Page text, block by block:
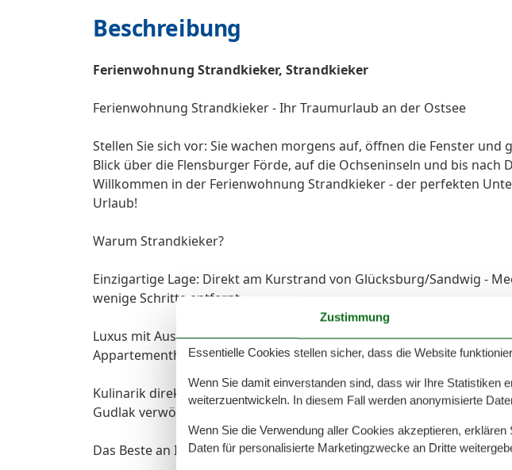
Beschreibung
Ferienwohnung Strandkieker, Strandkieker
Ferienwohnung Strandkieker - Ihr Traumurlaub an der Ostsee
Stellen Sie sich vor: Sie wachen morgens auf, öffnen die Fenster und
Blick über die Flensburger Förde, auf die Ochseninseln und bis nach
Willkommen in der Ferienwohnung Strandkieker - der perfekten
Urlaub!
Warum Strandkieker?
Einzigartige Lage: Direkt am Kurstrand von Glücksburg/Sandwig -
wenige Schritte entfernt.
Luxus mit Aussicht: Hochwertig ausgestattete Wohnung in der 3.
Appartementhauses Belmar: Hier vereinen sich Eleganz und
Kulinarik direkt vor der Tür: Lassen Sie sich im benachbarten
Gudlak verwöhnen. Weitere Strandbistros und Cafes sind bequem zu
Das Beste an Ihrem Aufenthalt:
Zustimmung
Essentielle Cookies stellen sicher, dass die Website
Wenn Sie damit einverstanden sind, dass wir Ihre Statistiken
weiterzuentwickeln. In diesem Fall werden anonymisierte
Wenn Sie die Verwendung aller Cookies akzeptieren,
Daten für personalisierte Marketingzwecke an Dritte